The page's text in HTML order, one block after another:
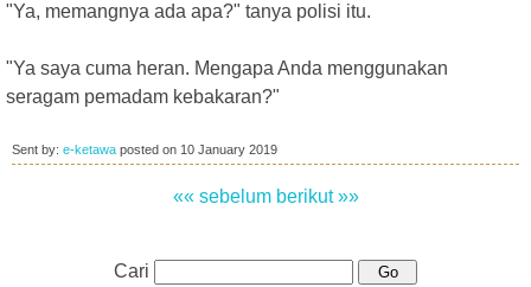
"Ya, memangnya ada apa?" tanya polisi itu.
"Ya saya cuma heran. Mengapa Anda menggunakan
seragam pemadam kebakaran?"
Sent by: e-ketawa posted on 10 January 2019
«« sebelum berikut »»
Cari